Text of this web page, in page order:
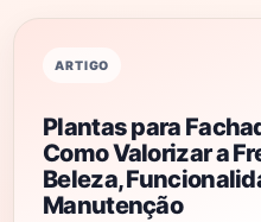
ARTIGO
Plantas para
Como Valorizar a
Beleza,
Manutenção